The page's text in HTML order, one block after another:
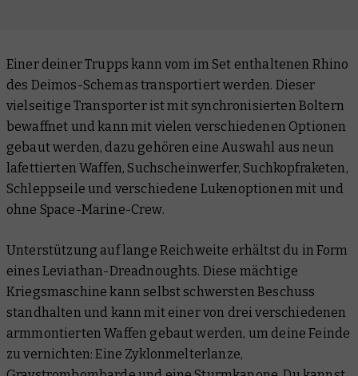
Einer deiner Trupps kann vom im Set enthaltenen Rhino
des Deimos-Schemas transportiert werden. Dieser
vielseitige Transporter ist mit synchronisierten Boltern
bewaffnet und kann mit vielen verschiedenen Optionen
gebaut werden, dazu gehören eine Auswahl aus neun
lafettierten Waffen, Suchscheinwerfer, Suchkopfraketen,
Schleppseile und verschiedene Lukenoptionen mit und
ohne Space-Marine-Crew.
Unterstützung auf lange Reichweite erhältst du in Form
eines Leviathan-Dreadnoughts. Diese mächtige
Kriegsmaschine kann selbst schwersten Beschuss
standhalten und kann mit einer von drei verschiedenen
armmontierten Waffen gebaut werden, um deine Feinde
zu vernichten: Eine Zyklonmelterlanze,